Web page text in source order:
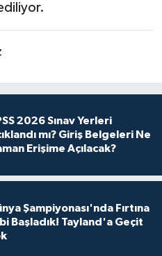
2026 Sınav Yerleri
mı? Giriş Belgeleri Ne
Erişime Açılacak?
Şampiyonası'nda Fırtına
Başladık! Tayland'a Geçit